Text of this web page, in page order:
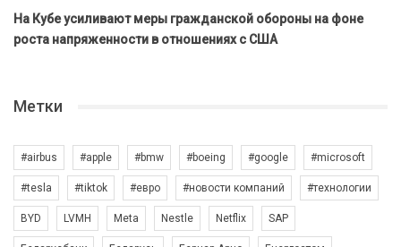
На Кубе усиливают меры гражданской обороны на фоне
роста напряженности в отношениях с США
Метки
#airbus #apple #bmw #boeing #google #microsoft
#tesla #tiktok #евро #новости компаний #технологии
BYD LVMH Meta Nestle Netflix SAP